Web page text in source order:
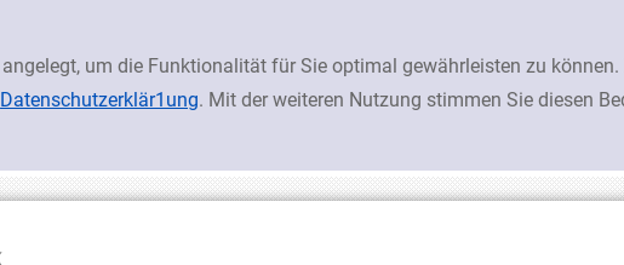
angelegt, um die Funktionalität für Sie optimal gewährleisten zu
Datenschutzerklär1ung. Mit der weiteren Nutzung stimmen Sie diesen